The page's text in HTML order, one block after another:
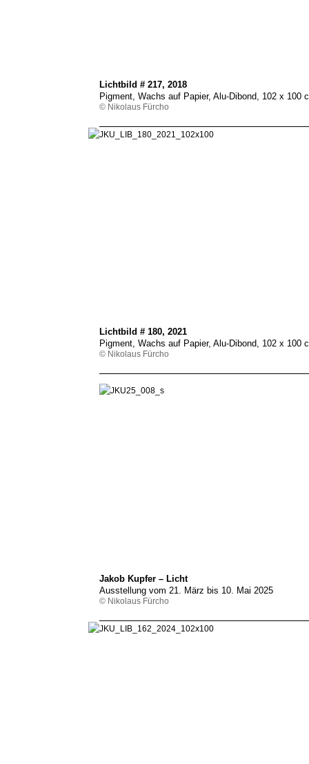
Lichtbild # 217, 2018
Pigment, Wachs auf Papier, Alu-Dibond, 102 x 100
© Nikolaus Fürcho
Lichtbild # 180, 2021
Pigment, Wachs auf Papier, Alu-Dibond, 102 x 100
© Nikolaus Fürcho
Jakob Kupfer – Licht
Ausstellung vom 21. März bis 10. Mai 2025
© Nikolaus Fürcho